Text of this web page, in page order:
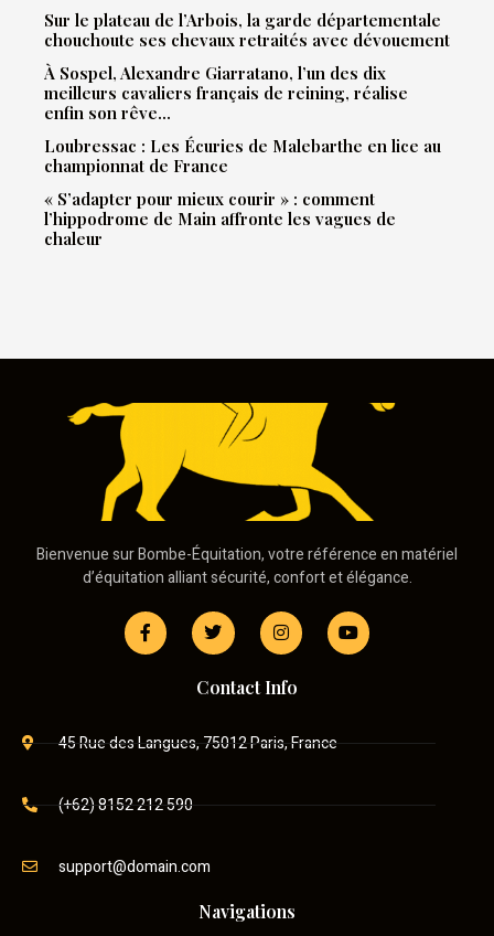
Sur le plateau de l’Arbois, la garde départementale
chouchoute ses chevaux retraités avec dévouement
À Sospel, Alexandre Giarratano, l’un des dix
meilleurs cavaliers français de reining, réalise
enfin son rêve…
Loubressac : Les Écuries de Malebarthe en lice au
championnat de France
« S’adapter pour mieux courir » : comment
l’hippodrome de Main affronte les vagues de
chaleur
Bienvenue sur Bombe-Équitation, votre référence en matériel
d’équitation alliant sécurité, confort et élégance.
Contact Info
45 Rue des Langues, 75012 Paris, France
(+62) 8152 212 590
support@domain.com
Navigations